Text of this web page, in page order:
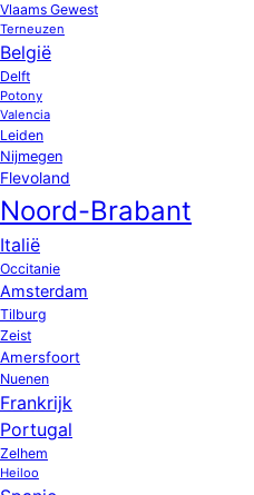
Vlaams Gewest
Terneuzen
België
Delft
Potony
Valencia
Leiden
Nijmegen
Flevoland
Noord-Brabant
Italië
Occitanie
Amsterdam
Tilburg
Zeist
Amersfoort
Nuenen
Frankrijk
Portugal
Zelhem
Heiloo